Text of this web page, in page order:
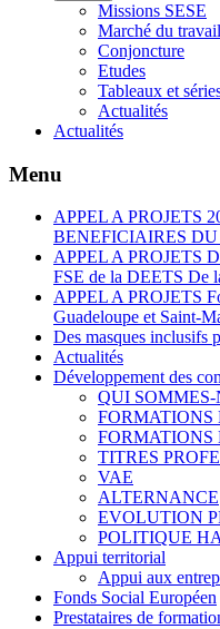
Missions SESE
Marché du travail
Conjoncture
Etudes
Tableaux et
Actualités
Actualités
Menu
APPEL A PROJETS
BENEFICIAIRES
APPEL A PROJETS
FSE de la DEETS De
APPEL A PROJETS
Guadeloupe et Saint-
Des masques inclusifs
Actualités
Développement des
QUI SOMMES-
FORMATIONS
TITRES
VAE
ALTERNANCE
EVOLUTION
POLITIQUE
Appui territorial
Appui aux
Fonds Social Européen
Prestataires de